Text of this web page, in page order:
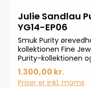
Julie Sandlau
YG14-EP06
Smuk Purity
kollektionen Fine
Purity-kollektionen
ørevedhæng ses
diamant. *BEMÆRK
1.300,00 kr.
Priser er inkl. moms